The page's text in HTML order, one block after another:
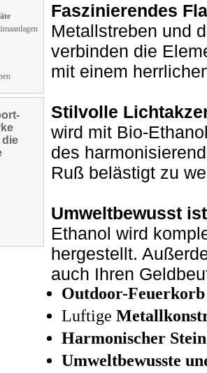
die
Faszinierendes
Metallstreben und
verbinden die
mit einem
Stilvolle
wird mit Bio-
des
Ruß belästigt zu
Umweltbewusst
Ethanol wird
hergestellt.
auch Ihren
Outdoor-Feuerkorb
Luftige
Harmonischer
Umweltbewusste